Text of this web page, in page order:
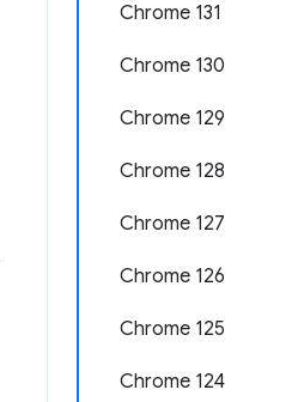
Chrome 131
Chrome 130
Chrome 129
Chrome 128
Chrome 127
Chrome 126
Chrome 125
Chrome 124